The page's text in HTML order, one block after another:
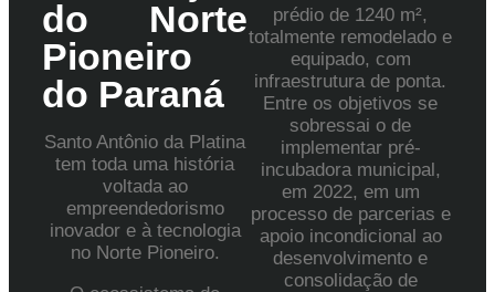
do Norte
Pioneiro
do Paraná
Santo Antônio da Platina
tem toda uma história
voltada ao
empreendedorismo
inovador e à tecnologia
no Norte Pioneiro.
prédio de 1240 m²,
totalmente remodelado e
equipado, com
infraestrutura de ponta.
Entre os objetivos se
sobressai o de
implementar pré-
incubadora municipal,
em 2022, em um
processo de parcerias e
apoio incondicional ao
desenvolvimento e
consolidação de